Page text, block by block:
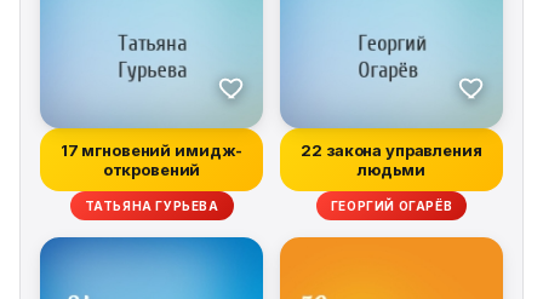
17 мгновений имидж-
откровений
ТАТЬЯНА ГУРЬЕВА
22 закона управления
людьми
ГЕОРГИЙ ОГАРЁВ